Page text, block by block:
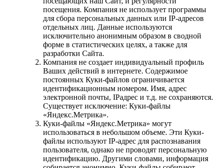
посещения. Компания не использует программы
для сбора персональных данных или IP-адресов
отдельных лиц. Данные используются
исключительно анонимным образом в сводной
форме в статистических целях, а также для
разработки Сайта.
Компания не создает индивидуальный профиль
Ваших действий в интернете. Содержимое
постоянных Куки-файлов ограничивается
идентификационным номером. Имя, адрес
электронной почты, IPадрес и т.д. не сохраняются.
Существует исключение: Куки-файлы
«Яндекс.Метрика».
Куки-файлы «Яндекс.Метрика» могут
использоваться в небольшом объеме. Эти Куки-
файлы используют IP-адрес для распознавания
пользователя, однако не проводят персональную
идентификацию. Другими словами, информация